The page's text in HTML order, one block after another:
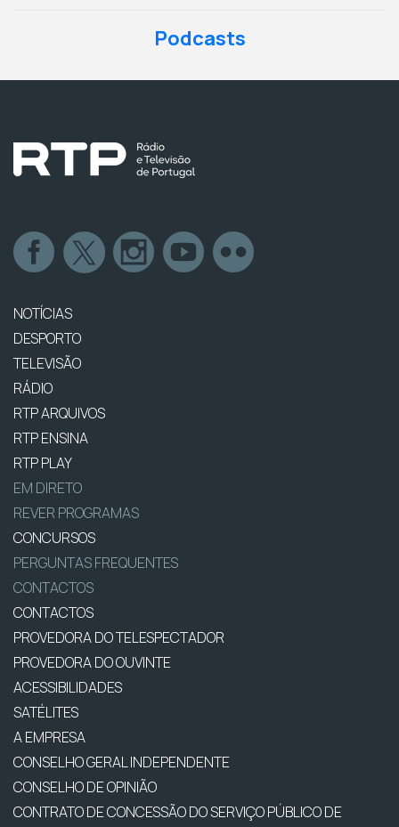
Podcasts
NOTÍCIAS
DESPORTO
TELEVISÃO
RÁDIO
RTP ARQUIVOS
RTP ENSINA
RTP PLAY
EM DIRETO
REVER PROGRAMAS
CONCURSOS
PERGUNTAS FREQUENTES
CONTACTOS
CONTACTOS
PROVEDORA DO TELESPECTADOR
PROVEDORA DO OUVINTE
ACESSIBILIDADES
SATÉLITES
A EMPRESA
CONSELHO GERAL INDEPENDENTE
CONSELHO DE OPINIÃO
CONTRATO DE CONCESSÃO DO SERVIÇO PÚBLICO DE